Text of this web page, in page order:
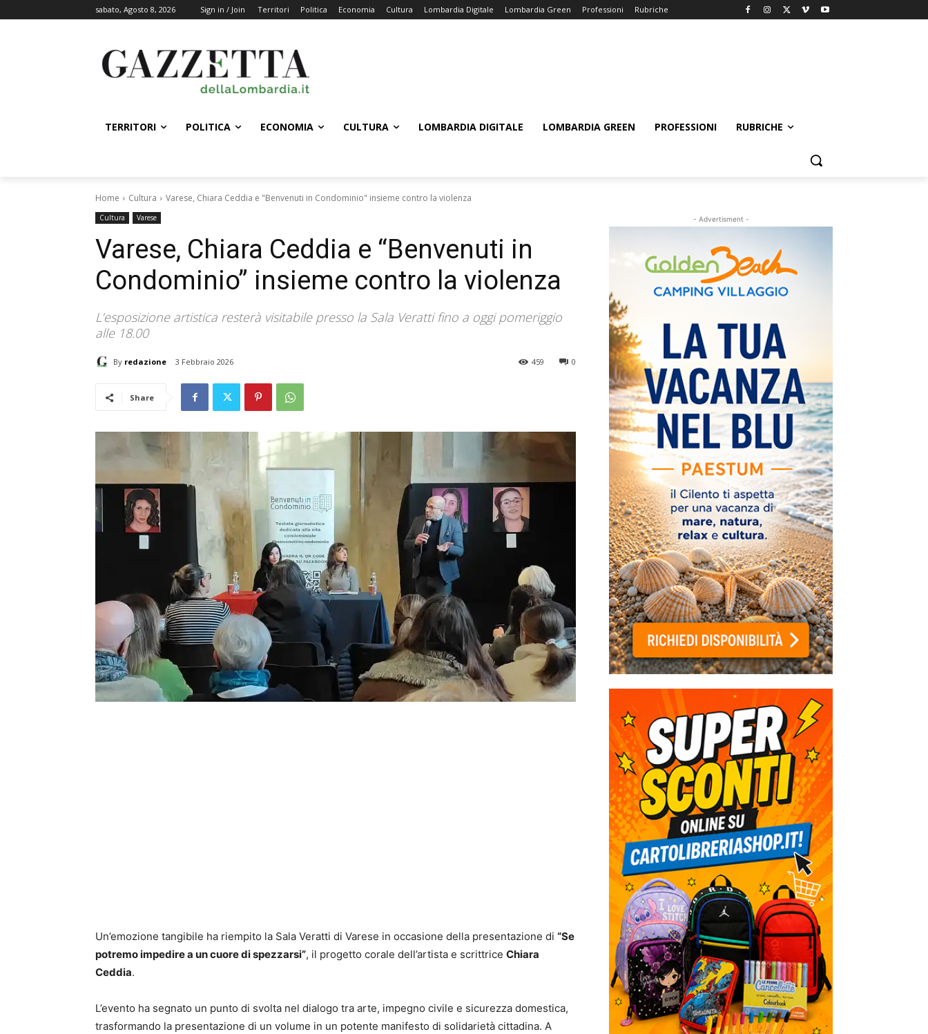
sabato, Agosto 8, 2026 Sign in / Join Territori Politica Economia Cultura Lombardia Digitale Lombardia Green Professioni Rubriche
TERRITORI POLITICA ECONOMIA CULTURA LOMBARDIA DIGITALE LOMBARDIA GREEN PROFESSIONI RUBRICHE
Home Cultura Varese, Chiara Ceddia e "Benvenuti in Condominio" insieme contro la violenza
Cultura Varese
Varese, Chiara Ceddia e “Benvenuti in
Condominio” insieme contro la violenza
L’esposizione artistica resterà visitabile presso la Sala Veratti fino a oggi pomeriggio
alle 18.00
By redazione 3 Febbraio 2026 0
459
Share
Un’emozione tangibile ha riempito la Sala Veratti di Varese in occasione della presentazione di “Se
potremo impedire a un cuore di spezzarsi”, il progetto corale dell’artista e scrittrice Chiara
Ceddia.
L’evento ha segnato un punto di svolta nel dialogo tra arte, impegno civile e sicurezza domestica,
trasformando la presentazione di un volume in un potente manifesto di solidarietà cittadina. A
- Advertisment -